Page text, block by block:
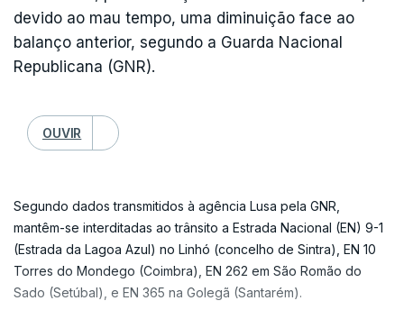
devido ao mau tempo, uma diminuição face ao
balanço anterior, segundo a Guarda Nacional
Republicana (GNR).
OUVIR
Segundo dados transmitidos à agência Lusa pela GNR,
mantêm-se interditadas ao trânsito a Estrada Nacional (EN) 9-1
(Estrada da Lagoa Azul) no Linhó (concelho de Sintra), EN 10
Torres do Mondego (Coimbra), EN 262 em São Romão do
Sado (Setúbal), e EN 365 na Golegã (Santarém).